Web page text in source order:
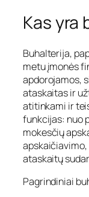
Kas yra
Buhalterija,
metu įmonės
apdorojamos,
ataskaitas ir
atitinkami ir
funkcijas: nuo
mokesčių
ataskaitų
Pagrindiniai